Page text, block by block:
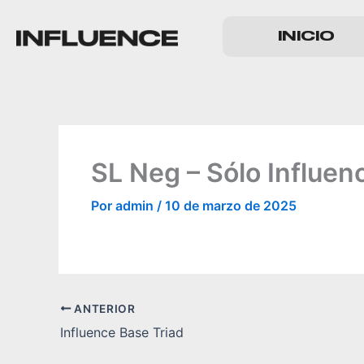
INICIO
SL Neg – Sólo
Por admin / 10 de marzo de 2025
ANTERIOR
Influence Base Triad